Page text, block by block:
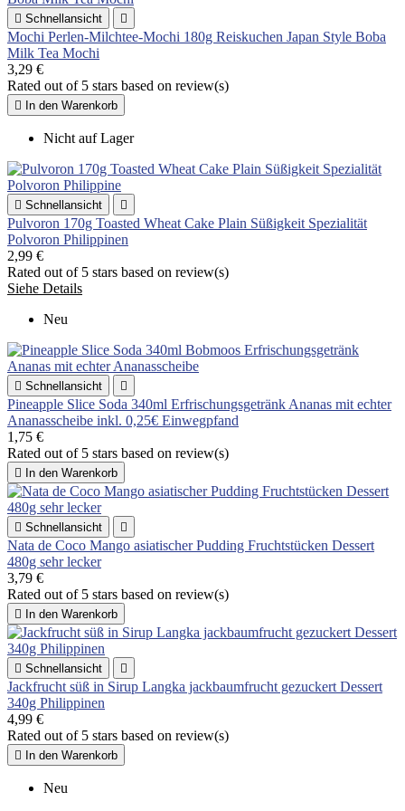
 Schnellansicht 
Mochi Perlen-Milchtee-Mochi 180g Reiskuchen Japan Style Boba
Milk Tea Mochi
3,29 €
Rated out of 5 stars based on review(s)
 In den Warenkorb
Nicht auf Lager
 Schnellansicht 
Pulvoron 170g Toasted Wheat Cake Plain Süßigkeit Spezialität
Polvoron Philippinen
2,99 €
Rated out of 5 stars based on review(s)
Siehe Details
Neu
 Schnellansicht 
Pineapple Slice Soda 340ml Erfrischungsgetränk Ananas mit echter
Ananasscheibe inkl. 0,25€ Einwegpfand
1,75 €
Rated out of 5 stars based on review(s)
 In den Warenkorb
 Schnellansicht 
Nata de Coco Mango asiatischer Pudding Fruchtstücken Dessert
480g sehr lecker
3,79 €
Rated out of 5 stars based on review(s)
 In den Warenkorb
 Schnellansicht 
Jackfrucht süß in Sirup Langka jackbaumfrucht gezuckert Dessert
340g Philippinen
4,99 €
Rated out of 5 stars based on review(s)
 In den Warenkorb
Neu